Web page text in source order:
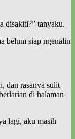
disakiti?” tanyaku.
belum siap ngenalin
dan rasanya sulit
di halaman
lagi, aku masih